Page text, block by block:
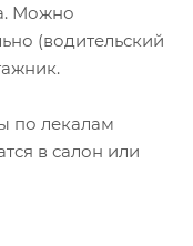
Можно
(водительский
по лекалам
в салон или